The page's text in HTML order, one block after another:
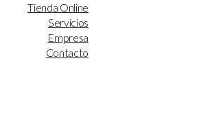
Tienda Online
Servicios
Empresa
Contacto